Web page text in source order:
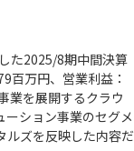
た2025/8期中間決算
百万円、営業利益：
業を展開するクラウ
ション事業のセグメ
ルズを反映した内容だ